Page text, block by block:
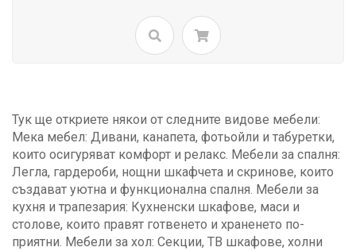
Тук ще откриете някои от следните видове мебели:
Мека мебел: Дивани, канапета, фотьойли и табуретки,
които осигуряват комфорт и релакс. Мебели за спалня:
Легла, гардероби, нощни шкафчета и скринове, които
създават уютна и функционална спалня. Мебели за
кухня и трапезария: Кухненски шкафове, маси и
столове, които правят готвенето и храненето по-
приятни. Мебели за хол: Секции, ТВ шкафове, холни